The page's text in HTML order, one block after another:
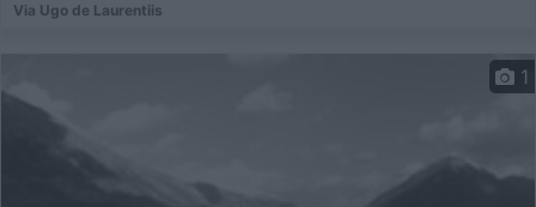
Via Ugo de Laurentiis
1